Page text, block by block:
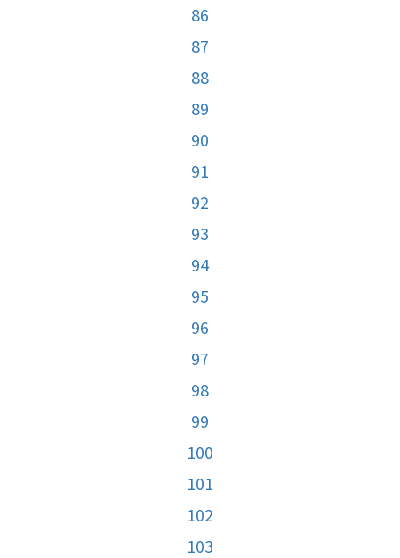
86
87
88
89
90
91
92
93
94
95
96
97
98
99
100
101
102
103